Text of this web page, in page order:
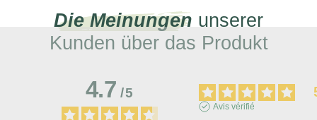
Die Meinungen unserer
Kunden über das Produkt
4.7/5
Avis vérifié